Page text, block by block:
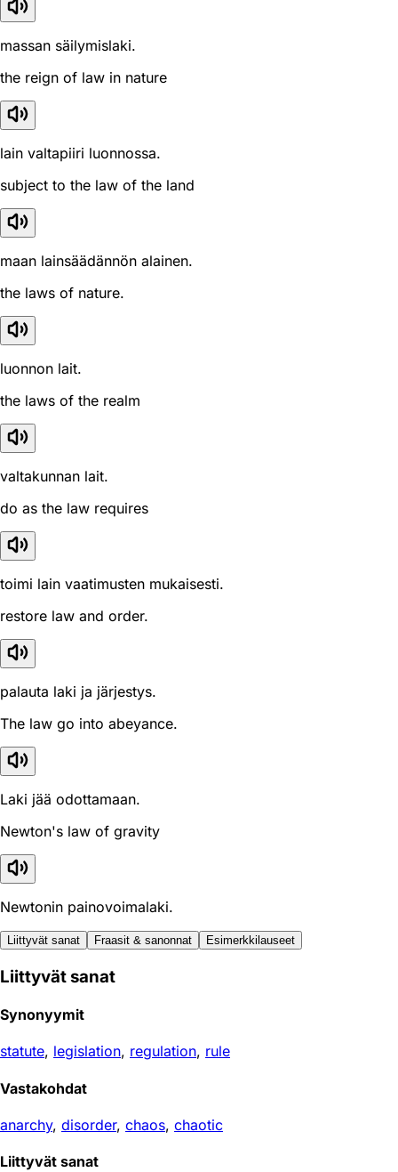
massan säilymislaki.
the reign of law in nature
lain valtapiiri luonnossa.
subject to the law of the land
maan lainsäädännön alainen.
the laws of nature.
luonnon lait.
the laws of the realm
valtakunnan lait.
do as the law requires
toimi lain vaatimusten mukaisesti.
restore law and order.
palauta laki ja järjestys.
The law go into abeyance.
Laki jää odottamaan.
Newton's law of gravity
Newtonin painovoimalaki.
Liittyvät sanat Fraasit & sanonnat Esimerkkilauseet
Liittyvät sanat
Synonyymit
statute, legislation, regulation, rule
Vastakohdat
anarchy, disorder, chaos, chaotic
Liittyvät sanat